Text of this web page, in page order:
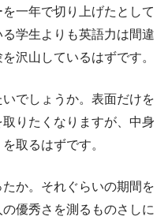
一年で切り上げたとして
学生よりも英語力は間違
沢山しているはずです。
でしょうか。表面だけを
りたくなりますが、中身
取るはずです。
か。それぐらいの期間を
優秀さを測るものさしに